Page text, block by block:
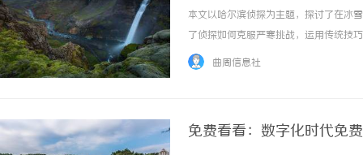
本文以哈尔滨侦探为主题，探讨了在冰
了侦探如何克服严寒挑战，运用传统技
发展趋势，强调哈尔滨侦探作为真相追
曲周信息社
免费看看：数字化时代免